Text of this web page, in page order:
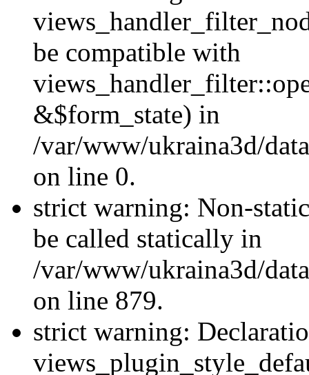
be compatible with
&$form_state) in
/var/www/ukraina3d/
on line 0.
strict warning: Non-
be called statically in
/var/www/ukraina3d/
on line 879.
strict warning: